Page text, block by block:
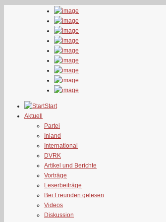
Start
Aktuell
Partei
Inland
International
DVRK
Artikel und Berichte
Vorträge
Leserbeiträge
Bei Freunden gelesen
Videos
Diskussion